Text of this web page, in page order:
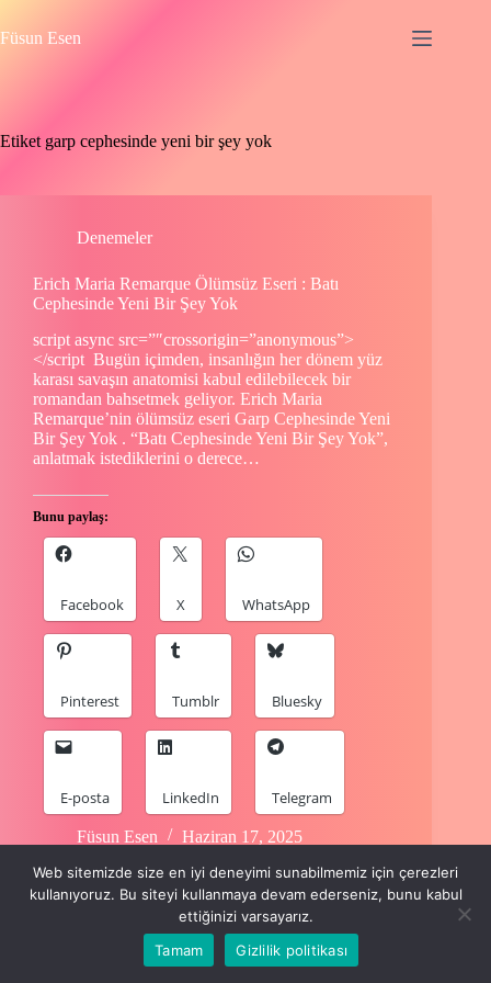
to
content
Füsun Esen
Etiket garp cephesinde yeni bir şey yok
Denemeler
Erich Maria Remarque Ölümsüz Eseri : Batı
Cephesinde Yeni Bir Şey Yok
script async src=”″crossorigin=”anonymous”>
</script Bugün içimden, insanlığın her dönem yüz
karası savaşın anatomisi kabul edilebilecek bir
romandan bahsetmek geliyor. Erich Maria
Remarque’nin ölümsüz eseri Garp Cephesinde Yeni
Bir Şey Yok . “Batı Cephesinde Yeni Bir Şey Yok”,
anlatmak istediklerini o derece…
Bunu paylaş:
Facebook X WhatsApp
Pinterest Tumblr Bluesky
E-posta LinkedIn Telegram
Füsun Esen Haziran 17, 2025
Copyright © 2024 Füsun Esen
Web sitemizde size en iyi deneyimi sunabilmemiz için çerezleri
kullanıyoruz. Bu siteyi kullanmaya devam ederseniz, bunu kabul
ettiğinizi varsayarız.
Tamam
Gizlilik politikası